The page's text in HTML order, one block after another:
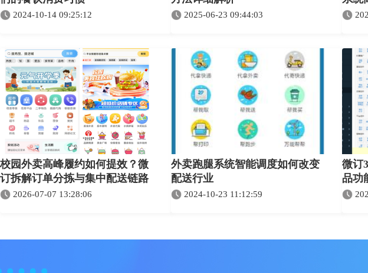
2024-10-14 09:25:12 2025-06-23 09:44:03
校园外卖高峰履约如何提效？微
订拆解订单分拣与集中配送链路
2026-07-07 13:28:06
外卖跑腿系统智能调度如何改变
配送行业
2024-10-23 11:12:59
微订
品功